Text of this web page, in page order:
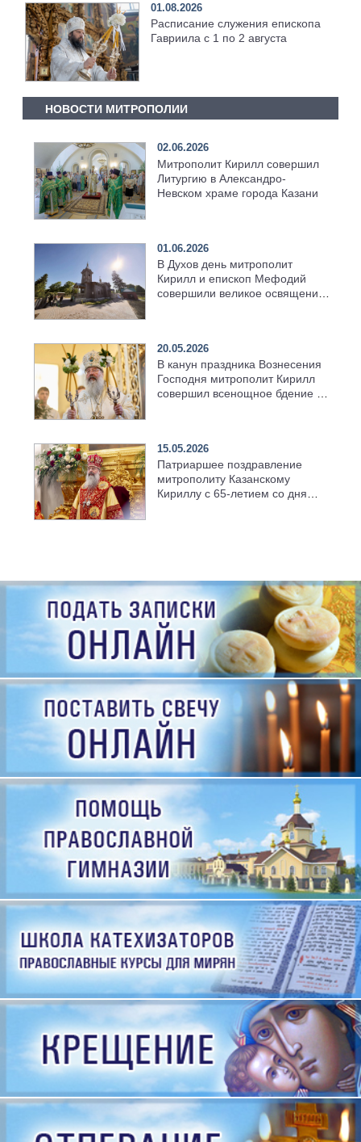
01.08.2026
Расписание служения епископа
Гавриила с 1 по 2 августа
НОВОСТИ МИТРОПОЛИИ
02.06.2026
Митрополит Кирилл совершил
Литургию в Александро-
Невском храме города Казани
01.06.2026
В Духов день митрополит
Кирилл и епископ Мефодий
совершили великое освящение
20.05.2026
В канун праздника Вознесения
Господня митрополит Кирилл
совершил всенощное бдение в
15.05.2026
Патриаршее поздравление
митрополиту Казанскому
Кириллу с 65-летием со дня